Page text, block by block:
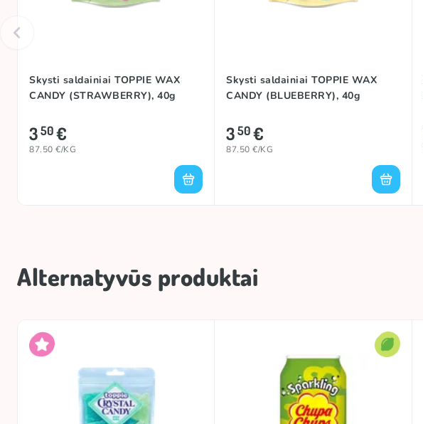
Skysti saldainiai TOPPIE WAX
CANDY (STRAWBERRY), 40g
350€
87.50 €/KG
Skysti saldainiai TOPPIE WAX
CANDY (BLUEBERRY), 40g
350€
87.50 €/KG
Alternatyvūs produktai